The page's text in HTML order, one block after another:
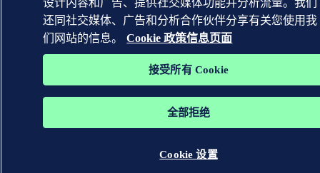
设计内容和广告、提供社交媒体功能并分析流量。我们
还同社交媒体、广告和分析合作伙伴分享有关您使用我
们网站的信息。
Cookie 政策信息页面
接受所有 Cookie
全部拒绝
Cookie 设置